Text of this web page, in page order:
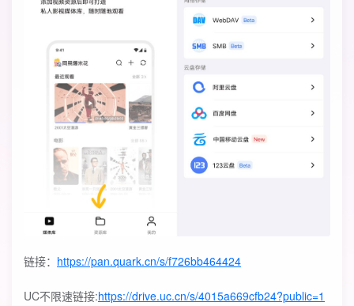
链接： https://pan.quark.cn/s/f726bb464424
UC不限速链接:https://drive.uc.cn/s/4015a669cfb24?public=1